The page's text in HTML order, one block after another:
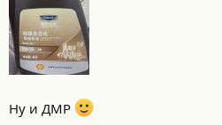
Ну и ДМР